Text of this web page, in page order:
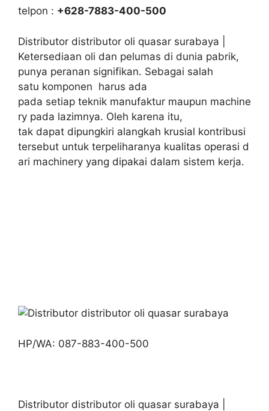
telpon : +628-7883-400-500
Distributor distributor oli quasar surabaya |
Ketersediaan oli dan pelumas di dunia pabrik,
punya peranan signifikan. Sebagai salah
satu komponen harus ada
pada setiap teknik manufaktur maupun machine
ry pada lazimnya. Oleh karena itu,
tak dapat dipungkiri alangkah krusial kontribusi
tersebut untuk terpeliharanya kualitas operasi d
ari machinery yang dipakai dalam sistem kerja.
HP/WA: 087-883-400-500
Distributor distributor oli quasar surabaya |